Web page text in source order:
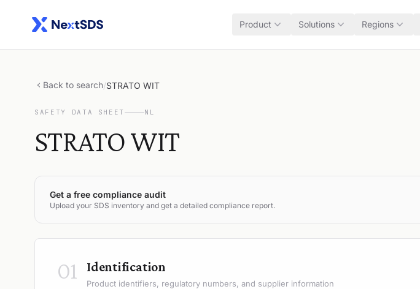
Product Solutions Regions
Back to search/STRATO WIT
SAFETY DATA SHEET NL
STRATO WIT
Get a free compliance audit
Upload your SDS inventory and get a detailed compliance report.
01 Identification
Product identifiers, regulatory numbers, and supplier information